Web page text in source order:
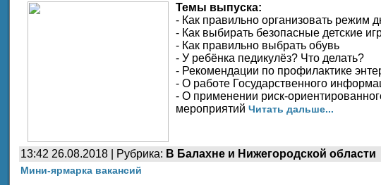
Темы выпуска:
- Как правильно организовать режим
- Как выбирать безопасные детские
- Как правильно выбрать обувь
- У ребёнка педикулёз? Что делать?
- Рекомендации по профилактике
- О работе Государственного
- О применении риск-
мероприятий Читать дальше...
13:42 26.08.2018 | Рубрика: В Балахне и Нижегородской области
Мини-ярмарка вакансий